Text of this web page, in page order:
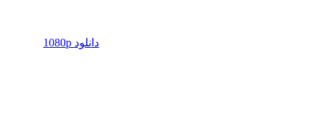
دانلود 1080p